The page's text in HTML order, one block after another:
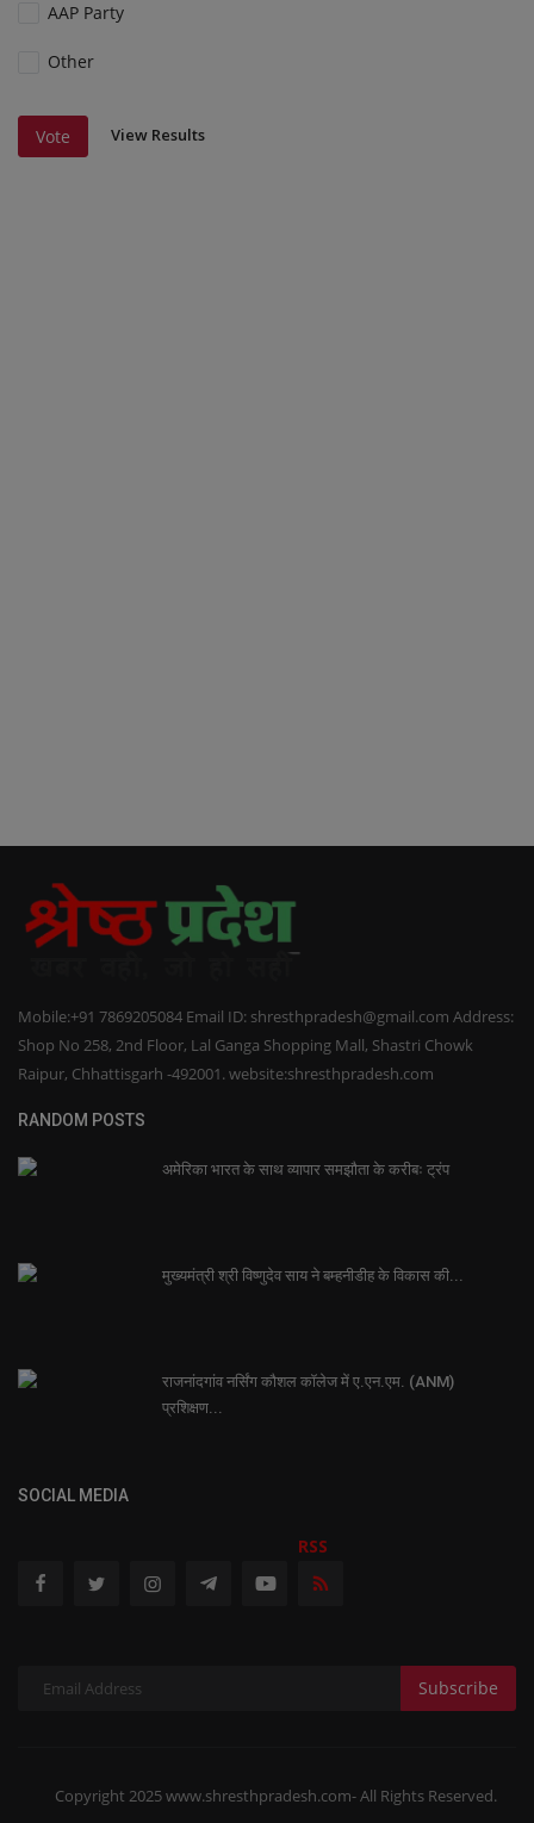
AAP Party
Other
Vote View Results
Mobile:+91 7869205084 Email ID: shresthpradesh@gmail.com Address:
Shop No 258, 2nd Floor, Lal Ganga Shopping Mall, Shastri Chowk
Raipur, Chhattisgarh -492001. website:shresthpradesh.com
RANDOM POSTS
अमेरिका भारत के साथ व्यापार समझौता के करीबः ट्रंप
मुख्यमंत्री श्री विष्णुदेव साय ने बम्हनीडीह के विकास की...
राजनांदगांव नर्सिंग कौशल कॉलेज में ए.एन.एम. (ANM)
प्रशिक्षण...
SOCIAL MEDIA
RSS
Subscribe
Copyright 2025 www.shresthpradesh.com- All Rights Reserved.